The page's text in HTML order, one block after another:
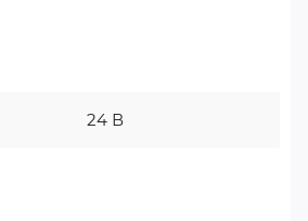
24 В